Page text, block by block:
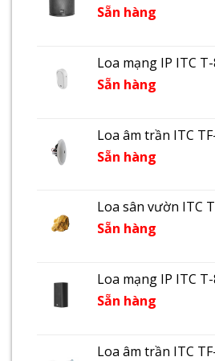
Sẵn hàng
Loa mạng IP ITC
Sẵn hàng
Loa âm trần ITC
Sẵn hàng
Loa sân vườn ITC
Sẵn hàng
Loa mạng IP ITC
Sẵn hàng
Loa âm trần ITC